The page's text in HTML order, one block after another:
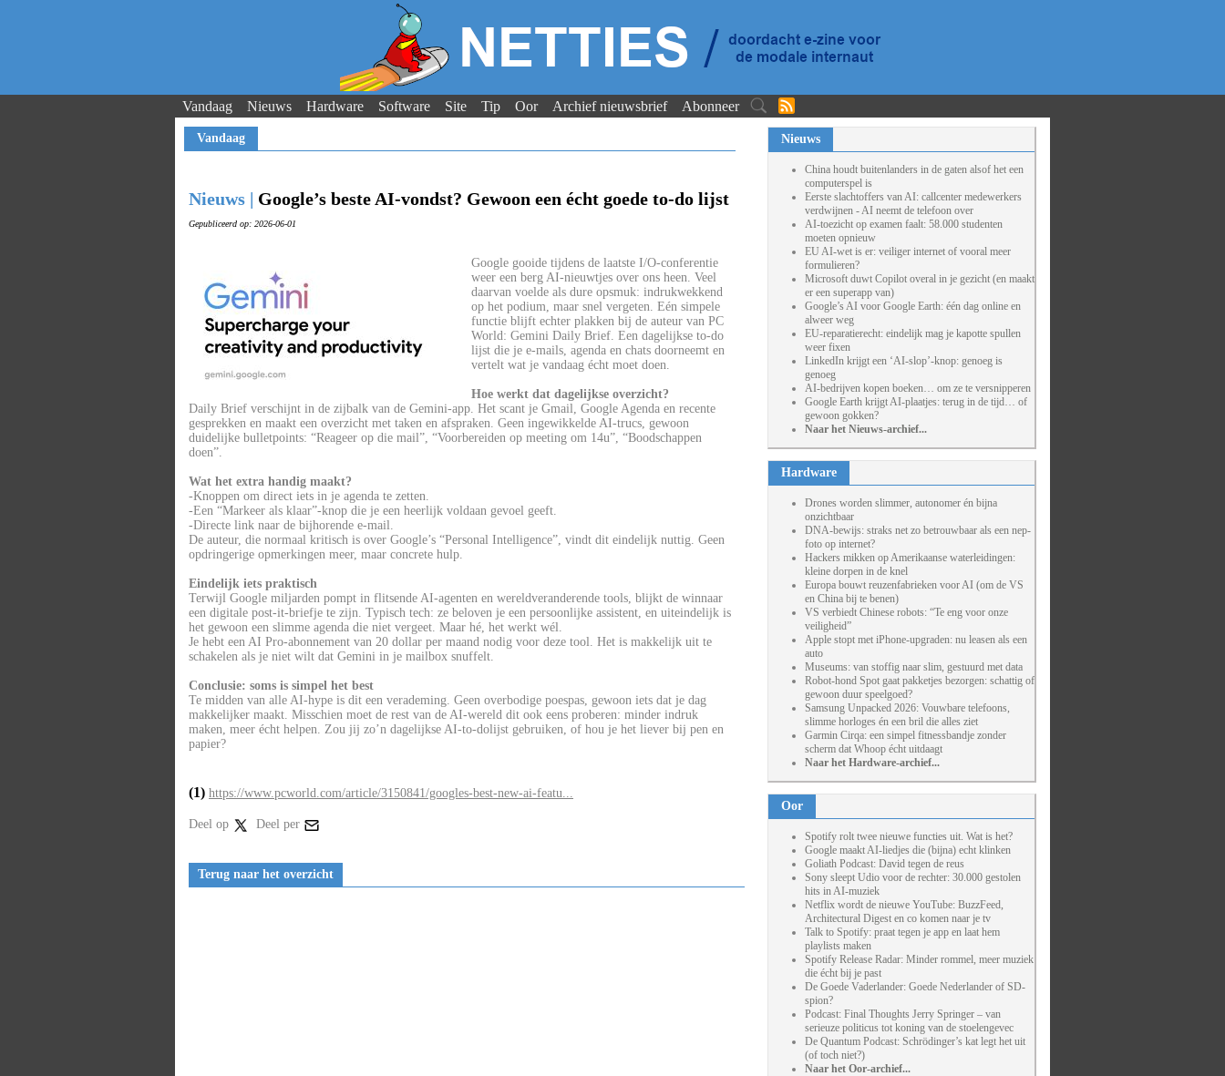
Vandaag Nieuws Hardware Software Site Tip Oor Archief nieuwsbrief Abonneer
Vandaag
Nieuws | Google’s beste AI-vondst? Gewoon een écht goede to-do lijst
Gepubliceerd op: 2026-06-01
Google gooide tijdens de laatste I/O-conferentie
weer een berg AI-nieuwtjes over ons heen. Veel
daarvan voelde als dure opsmuk: indrukwekkend
op het podium, maar snel vergeten. Eén simpele
functie blijft echter plakken bij de auteur van PC
World: Gemini Daily Brief. Een dagelijkse to-do
lijst die je e-mails, agenda en chats doorneemt en
vertelt wat je vandaag écht moet doen.
Hoe werkt dat dagelijkse overzicht?
Daily Brief verschijnt in de zijbalk van de Gemini-app. Het scant je Gmail, Google Agenda en recente
gesprekken en maakt een overzicht met taken en afspraken. Geen ingewikkelde AI-trucs, gewoon
duidelijke bulletpoints: “Reageer op die mail”, “Voorbereiden op meeting om 14u”, “Boodschappen
doen”.
Wat het extra handig maakt?
-Knoppen om direct iets in je agenda te zetten.
-Een “Markeer als klaar”-knop die je een heerlijk voldaan gevoel geeft.
-Directe link naar de bijhorende e-mail.
De auteur, die normaal kritisch is over Google’s “Personal Intelligence”, vindt dit eindelijk nuttig. Geen
opdringerige opmerkingen meer, maar concrete hulp.
Eindelijk iets praktisch
Terwijl Google miljarden pompt in flitsende AI-agenten en wereldveranderende tools, blijkt de winnaar
een digitale post-it-briefje te zijn. Typisch tech: ze beloven je een persoonlijke assistent, en uiteindelijk is
het gewoon een slimme agenda die niet vergeet. Maar hé, het werkt wél.
Je hebt een AI Pro-abonnement van 20 dollar per maand nodig voor deze tool. Het is makkelijk uit te
schakelen als je niet wilt dat Gemini in je mailbox snuffelt.
Conclusie: soms is simpel het best
Te midden van alle AI-hype is dit een verademing. Geen overbodige poespas, gewoon iets dat je dag
makkelijker maakt. Misschien moet de rest van de AI-wereld dit ook eens proberen: minder indruk
maken, meer écht helpen. Zou jij zo’n dagelijkse AI-to-dolijst gebruiken, of hou je het liever bij pen en
papier?
(1) https://www.pcworld.com/article/3150841/googles-best-new-ai-featu...
Deel op Deel per
Terug naar het overzicht
Nieuws
China houdt buitenlanders in de gaten alsof het een
computerspel is
Eerste slachtoffers van AI: callcenter medewerkers
verdwijnen - AI neemt de telefoon over
AI-toezicht op examen faalt: 58.000 studenten
moeten opnieuw
EU AI-wet is er: veiliger internet of vooral meer
formulieren?
Microsoft duwt Copilot overal in je gezicht (en maakt
er een superapp van)
Google’s AI voor Google Earth: één dag online en
alweer weg
EU-reparatierecht: eindelijk mag je kapotte spullen
weer fixen
LinkedIn krijgt een ‘AI-slop’-knop: genoeg is
genoeg
AI-bedrijven kopen boeken… om ze te versnipperen
Google Earth krijgt AI-plaatjes: terug in de tijd… of
gewoon gokken?
Naar het Nieuws-archief...
Hardware
Drones worden slimmer, autonomer én bijna
onzichtbaar
DNA-bewijs: straks net zo betrouwbaar als een nep-
foto op internet?
Hackers mikken op Amerikaanse waterleidingen:
kleine dorpen in de knel
Europa bouwt reuzenfabrieken voor AI (om de VS
en China bij te benen)
VS verbiedt Chinese robots: “Te eng voor onze
veiligheid”
Apple stopt met iPhone-upgraden: nu leasen als een
auto
Museums: van stoffig naar slim, gestuurd met data
Robot-hond Spot gaat pakketjes bezorgen: schattig of
gewoon duur speelgoed?
Samsung Unpacked 2026: Vouwbare telefoons,
slimme horloges én een bril die alles ziet
Garmin Cirqa: een simpel fitnessbandje zonder
scherm dat Whoop écht uitdaagt
Naar het Hardware-archief...
Oor
Spotify rolt twee nieuwe functies uit. Wat is het?
Google maakt AI-liedjes die (bijna) echt klinken
Goliath Podcast: David tegen de reus
Sony sleept Udio voor de rechter: 30.000 gestolen
hits in AI-muziek
Netflix wordt de nieuwe YouTube: BuzzFeed,
Architectural Digest en co komen naar je tv
Talk to Spotify: praat tegen je app en laat hem
playlists maken
Spotify Release Radar: Minder rommel, meer muziek
die écht bij je past
De Goede Vaderlander: Goede Nederlander of SD-
spion?
Podcast: Final Thoughts Jerry Springer – van
serieuze politicus tot koning van de stoelengevec
De Quantum Podcast: Schrödinger’s kat legt het uit
(of toch niet?)
Naar het Oor-archief...